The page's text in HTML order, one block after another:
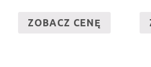
ZOBACZ CENĘ